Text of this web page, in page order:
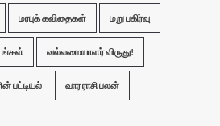
மரபுக் கவிதைகள் மறு பகிர்வு
வல்லமையாளர் விருது!
பட்டியல் வார ராசி பலன்